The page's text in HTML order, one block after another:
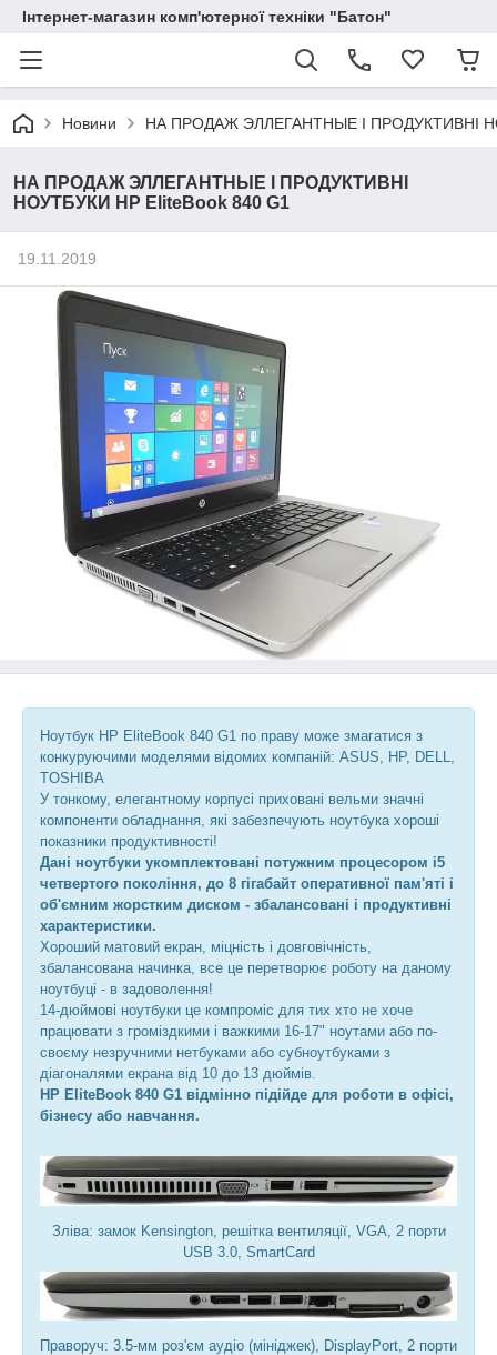
Інтернет-магазин комп'ютерної техніки "Батон"
Новини НА ПРОДАЖ ЭЛЛЕГАНТНЫЕ І ПРОДУКТИВНІ
НА ПРОДАЖ ЭЛЛЕГАНТНЫЕ І ПРОДУКТИВНІ
НОУТБУКИ HP EliteBook 840 G1
19.11.2019
Ноутбук HP EliteBook 840 G1 по праву може змагатися з
конкуруючими моделями відомих компаній: ASUS, HP, DELL,
TOSHIBA
У тонкому, елегантному корпусі приховані вельми значні
компоненти обладнання, які забезпечують ноутбука хороші
показники продуктивності!
Дані ноутбуки укомплектовані потужним процесором i5
четвертого покоління, до 8 гігабайт оперативної пам'яті і
об'ємним жорстким диском - збалансовані і продуктивні
характеристики.
Хороший матовий екран, міцність і довговічність,
збалансована начинка, все це перетворює роботу на даному
ноутбуці - в задоволення!
14-дюймові ноутбуки це компроміс для тих хто не хоче
працювати з громіздкими і важкими 16-17" ноутами або по-
своєму незручними нетбуками або субноутбуками з
діагоналями екрана від 10 до 13 дюймів.
HP EliteBook 840 G1 відмінно підійде для роботи в офісі,
бізнесу або навчання.
Зліва: замок Kensington, решітка вентиляції, VGA, 2 порти
USB 3.0, SmartCard
Праворуч: 3.5-мм роз'єм аудіо (мініджек), DisplayPort, 2 порти